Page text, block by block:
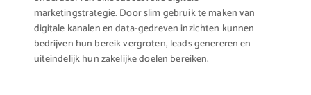
marketingstrategie. Door slim gebruik te maken van
digitale kanalen en data-gedreven inzichten kunnen
bedrijven hun bereik vergroten, leads genereren en
uiteindelijk hun zakelijke doelen bereiken.